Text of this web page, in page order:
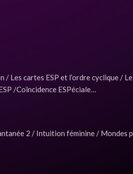
/ Les cartes ESP et l’ordre cyclique /
/Coïncidence ESPéciale…
2 / Intuition féminine / Mondes